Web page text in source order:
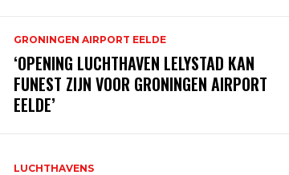
GRONINGEN AIRPORT EELDE
‘OPENING LUCHTHAVEN LELYSTAD KAN
FUNEST ZIJN VOOR GRONINGEN AIRPORT
EELDE’
LUCHTHAVENS